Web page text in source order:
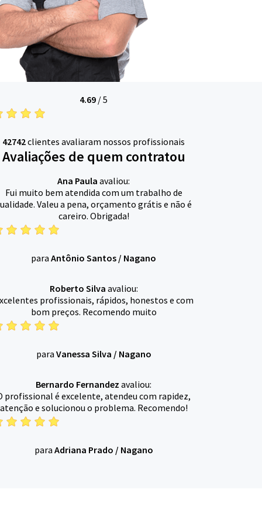
4.69 /5
42742clientes avaliaram nossos profissionais
Avaliações de quem contratou
Ana Paula avaliou:
Fui muito bem atendida com um trabalho de
Valeu a pena, orçamento grátis e não é
careiro. Obrigada!
para Antônio Santos / Nagano
Roberto Silva avaliou:
profissionais, rápidos, honestos e com
bom preços. Recomendo muito
para Vanessa Silva / Nagano
Bernardo Fernandez avaliou:
profissional é excelente, atendeu com rapidez,
atenção e solucionou o problema. Recomendo!
para Adriana Prado / Nagano